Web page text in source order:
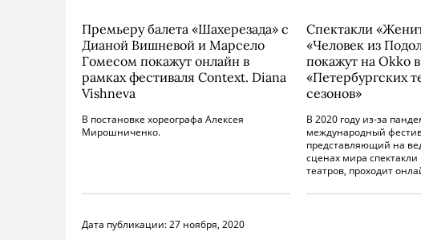
Премьеру балета «Шахерезада» с
Дианой Вишневой и Марсело
Гомесом покажут онлайн в
рамках фестиваля Context. Diana
Vishneva
В постановке хореографа Алексея
Мирошниченко.
Спектакли
«Человек из
покажут на Okko
«Петербургских
сезонов»
В 2020 году из-за
международный
представляющий на
сценах мира спектакли
театров, проходит
Дата публикации:27 ноября, 2020